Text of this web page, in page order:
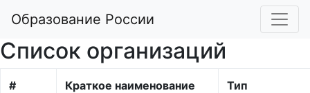
Образование России
Список организаций
# Краткое наименование Тип